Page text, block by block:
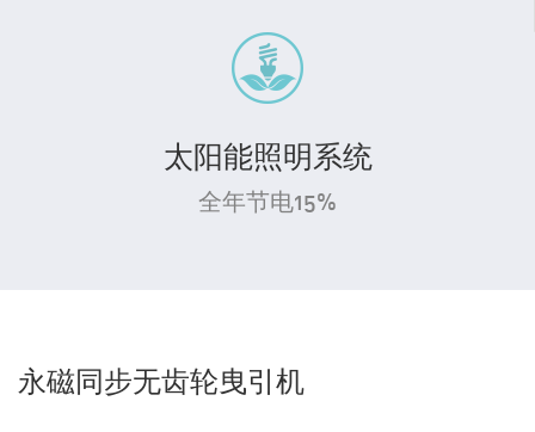
太阳能照明系统
全年节电15%
永磁同步无齿轮曳引机